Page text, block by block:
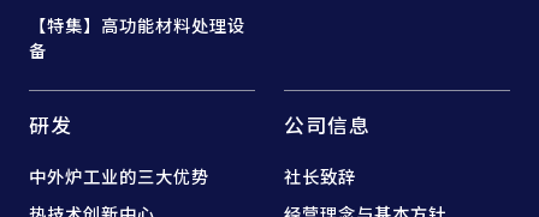
【特集】高功能材料处理设
备
研发
中外炉工业的三大优势
公司信息
社长致辞